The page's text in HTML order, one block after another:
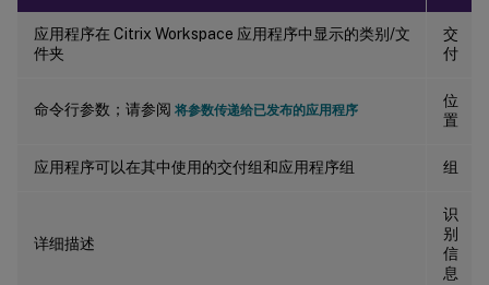
应用程序在 Citrix Workspace 应用程序中显示的类别/文
件夹
交
付
命令行参数；请参阅 将参数传递给已发布的应用程序
位
置
应用程序可以在其中使用的交付组和应用程序组 组
详细描述
识
别
信
息